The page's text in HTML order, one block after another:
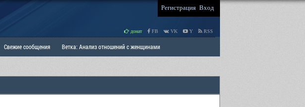
Регистрация Вход
донат FB VK Y RSS
Свежие сообщения Ветка: Анализ отношений с женщинами